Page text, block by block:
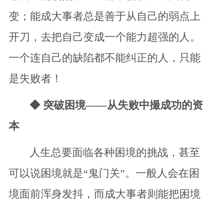
变；能成大事者总是善于从自己的弱点上
开刀，去把自己变成一个能力超强的人。
一个连自己的缺陷都不能纠正的人，只能
是失败者！
◆ 突破困境——从失败中撮成功的资
本
人生总要面临各种困境的挑战，甚至
可以说困境就是“鬼门关”。一般人会在困
境面前浑身发抖，而成大事者则能把困境